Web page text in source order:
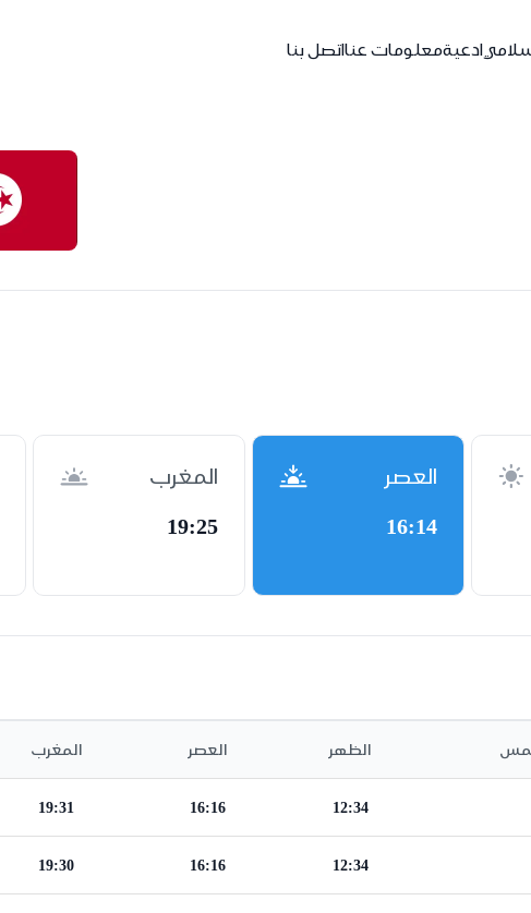
ادعيةمعلومات عنااتصل بنا
العصر
16:14
المغرب
19:25
الظهر العصر المغرب
12:34
16:16
19:31
12:34
16:16
19:30